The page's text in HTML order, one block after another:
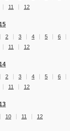
11 12
2 3 4 5 6
11 12
2 3 4 5 6
11 12
10 11 12